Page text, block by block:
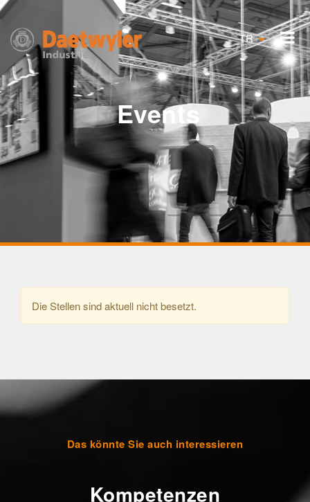
TR
Events
Die Stellen sind aktuell nicht besetzt.
Das könnte Sie auch interessieren
Kompetenzen